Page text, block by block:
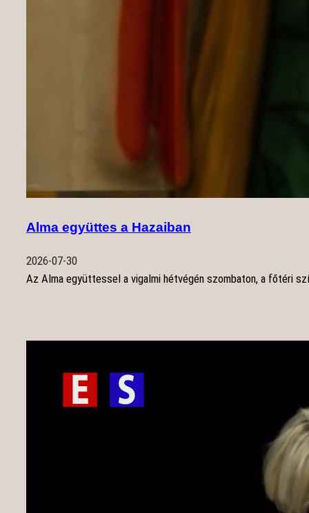
Alma együttes a Hazaiban
2026-07-30
Az Alma együttessel a vigalmi hétvégén szombaton, a főtéri